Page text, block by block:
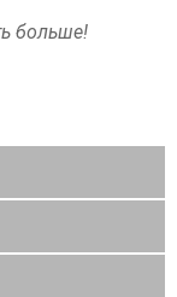
больше!